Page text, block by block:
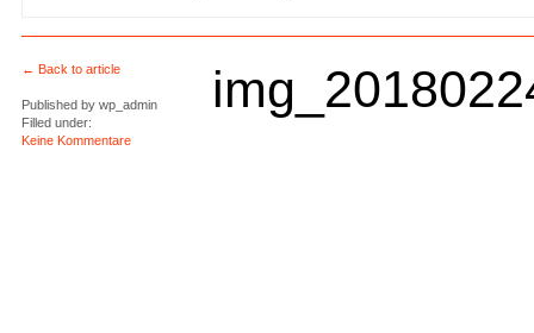
← Back to article
Published bywp_admin
Filled under:
Keine Kommentare